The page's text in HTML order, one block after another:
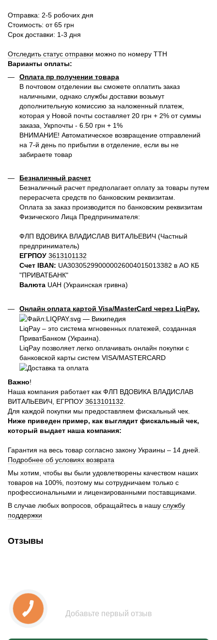
Отправка: 2-5 робочих дня
Стоимость: от 65 грн
Срок доставки: 1-3 дня
Отследить статус отправки можно по номеру ТТН
Варианты оплаты:
Оплата пр получении товара
В почтовом отделении вы сможете оплатить заказ
наличными, однако службы доставки возьмут
дополнительную комиссию за наложенный платеж,
которая у Новой почты составляет 20 грн + 2% от суммы
заказа, Укрпочты - 6.50 грн + 1%
ВНИМАНИЕ! Автоматическое возвращение отправлений
на 7-й день по прибытии в отделение, если вы не
забираете товар
Безналичный расчет
Безналичный расчет предполагает оплату за товары путем
перерасчета средств по банковским реквизитам.
Оплата за заказ производится по банковским реквизитам
Физического Лица Предпринимателя:
ФЛП ВДОВИКА ВЛАДИСЛАВ ВИТАЛЬЕВИЧ (Частный
предприниматель)
ЕГРПОУ 3613101132
Счет IBAN: UA303052990000026004015013382 в АО КБ
"ПРИВАТБАНК"
Валюта UAH (Украинская гривна)
Онлайн оплата картой Visa/MasterCard через LiqPay.
LiqPay – это система мгновенных платежей, созданная
ПриватБанком (Украина).
LiqPay позволяет легко оплачивать онлайн покупки с
банковской карты систем VISA/MASTERCARD
Важно!
Наша компания работает как ФЛП ВДОВИКА ВЛАДИСЛАВ
ВИТАЛЬЕВИЧ, ЕГРПОУ 3613101132
Для каждой покупки мы предоставляем фискальный чек.
Ниже приведен пример, как выглядит фискальный чек,
который выдает наша компания:
Гарантия на весь товар согласно закону Украины – 14 дней.
Подробнее об условиях возврата
Мы хотим, чтобы вы были удовлетворены качеством наших
товаров на 100%, поэтому мы сотрудничаем только с
профессиональными и лицензированными поставщиками.
В случае любых вопросов, обращайтесь в нашу службу
поддержки
Отзывы
Добавьте первый отзыв